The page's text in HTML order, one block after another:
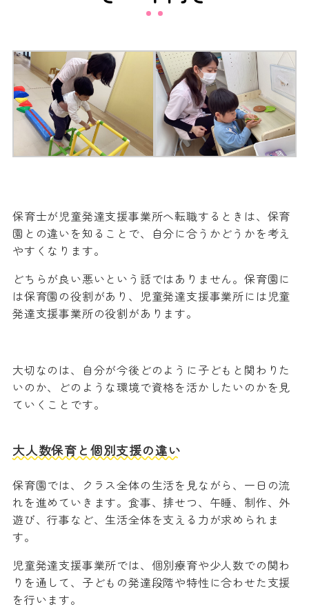
保育士が児童発達支援事業所へ転職するときは、保育
園との違いを知ることで、自分に合うかどうかを考え
やすくなります。
どちらが良い悪いという話ではありません。保育園に
は保育園の役割があり、児童発達支援事業所には児童
発達支援事業所の役割があります。
大切なのは、自分が今後どのように子どもと関わりた
いのか、どのような環境で資格を活かしたいのかを見
ていくことです。
大人数保育と個別支援の違い
保育園では、クラス全体の生活を見ながら、一日の流
れを進めていきます。食事、排せつ、午睡、制作、外
遊び、行事など、生活全体を支える力が求められま
す。
児童発達支援事業所では、個別療育や少人数での関わ
りを通して、子どもの発達段階や特性に合わせた支援
を行います。